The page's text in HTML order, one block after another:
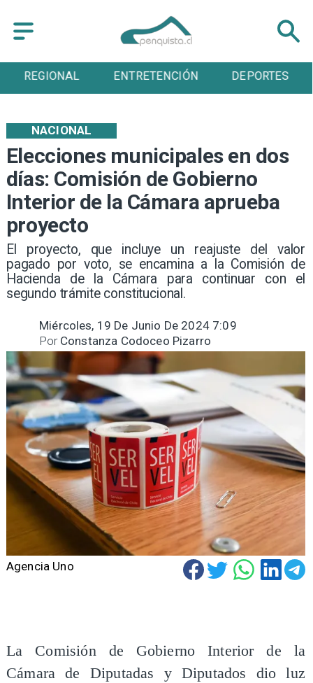
ENTRETENCIÓN DEPORTES CULTURA
Elecciones municipales en dos
días: Comisión de Gobierno
Interior de la Cámara aprueba
proyecto
El proyecto, que incluye un reajuste del valor
pagado por voto, se encamina a la Comisión de
Hacienda de la Cámara para continuar con el
segundo trámite constitucional.
NACIONAL
Miércoles, 19 De Junio De 2024 7:09
Constanza Codoceo Pizarro
Por
Agencia Uno
La Comisión de Gobierno Interior de la
Cámara de Diputadas y Diputados dio luz